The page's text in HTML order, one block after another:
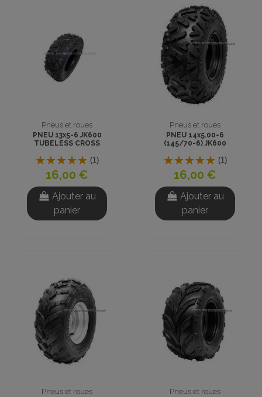
Pneus et roues
PNEU 13x5-6 JK600
TUBELESS CROSS
(1)
16,00 €
Ajouter au
panier
Pneus et roues
PNEU 14x5.00-6
(145/70-6) JK600
(1)
16,00 €
Ajouter au
panier
Pneus et roues Pneus et roues